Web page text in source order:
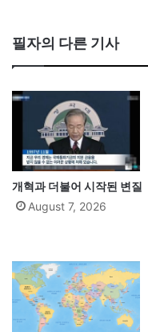
필자의 다른 기사
개혁과 더불어 시작된 변질
August 7, 2026